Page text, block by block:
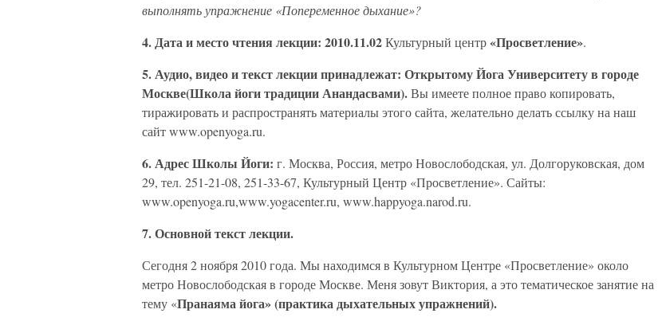
выполнять упражнение «Попеременное дыхание»?
4. Дата и место чтения лекции: 2010.11.02Культурный центр«Просветление».
5. Аудио, видео и текст лекции принадлежат: Открытому Йога Университету в городе
Москве(Школа йоги традиции Анандасвами).Вы имеете полное право копировать,
тиражировать и распространять материалы этого сайта, желательно делать ссылку на наш
сайт www.openyoga.ru.
6. Адрес Школы Йоги: г. Москва, Россия, метро Новослободская, ул. Долгоруковская, дом
29, тел. 251-21-08, 251-33-67, Культурный Центр «Просветление». Сайты:
www.openyoga.ru,www.yogacenter.ru, www.happyoga.narod.ru.
7. Основной текст лекции.
Сегодня 2 ноября 2010 года. Мы находимся в Культурном Центре «Просветление» около
метро Новослободская в городе Москве. Меня зовут Виктория, а это тематическое занятие на
тему «Пранаяма йога» (практика дыхательных упражнений).